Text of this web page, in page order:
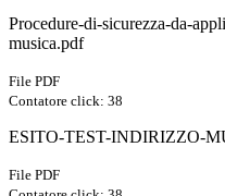
Procedure-di-sicurezza-da-
musica.pdf
File PDF
Contatore click: 38
ESITO-TEST-INDIRIZZO-
File PDF